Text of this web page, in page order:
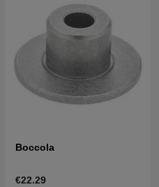
Boccola
€22.29